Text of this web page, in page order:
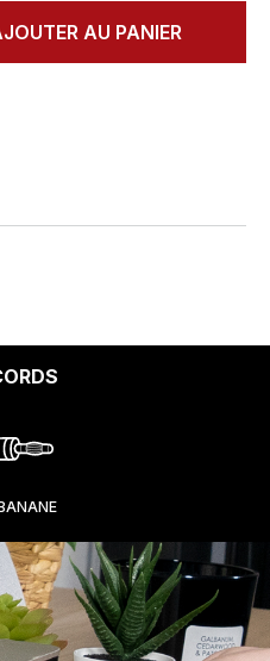
: Entrez la
AU PANIER